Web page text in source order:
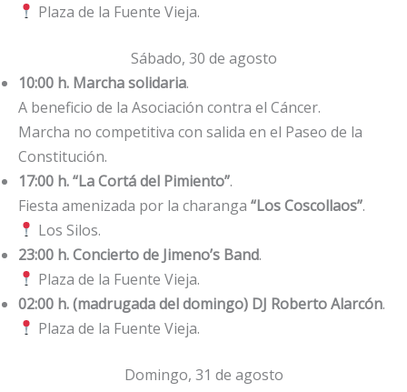
Plaza de la Fuente Vieja.
Sábado, 30 de agosto
10:00 h. Marcha solidaria.
A beneficio de la Asociación contra el Cáncer.
Marcha no competitiva con salida en el Paseo de la
Constitución.
17:00 h. “La Cortá del Pimiento”.
Fiesta amenizada por la charanga “Los Coscollaos”.
Los Silos.
23:00 h. Concierto de Jimeno’s Band.
Plaza de la Fuente Vieja.
02:00 h. (madrugada del domingo) DJ Roberto Alarcón.
Plaza de la Fuente Vieja.
Domingo, 31 de agosto